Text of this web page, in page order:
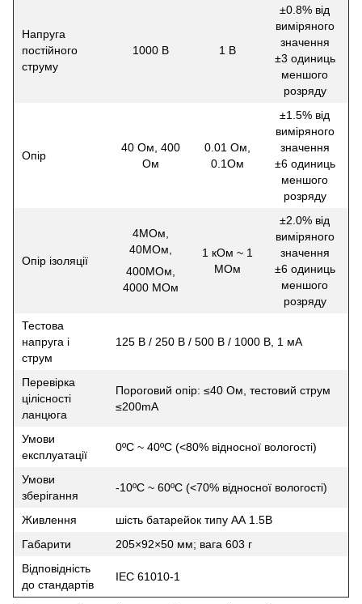
Напруга
постійного
струму
1000 В 1 В
±0.8% від
виміряного
значення
±3 одиниць
меншого
розряду
Опір
40 Ом, 400
Ом
0.01 Ом,
0.1Ом
±1.5% від
виміряного
значення
±6 одиниць
меншого
розряду
Опір ізоляції
4MОм,
40MОм,
400MОм,
4000 МОм
1 кОм ~ 1
МОм
±2.0% від
виміряного
значення
±6 одиниць
меншого
розряду
Тестова
напруга і
струм
125 В / 250 В / 500 В / 1000 В, 1 мА
Перевірка
цілісності
ланцюга
Пороговий опір: ≤40 Ом, тестовий струм
≤200mA
Умови
експлуатації
0ºC ~ 40ºC (<80% відносної вологості)
Умови
зберігання
-10ºC ~ 60ºC (<70% відносної вологості)
Живлення
шість батарейок типу АА 1.5В
Габарити
205×92×50 мм; вага 603 г
Відповідність
до стандартів
IEC 61010-1